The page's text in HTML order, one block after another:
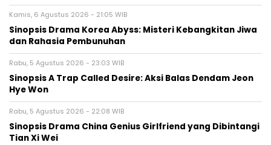
Kamis, 6 Agustus 2026 - 21:05 WIB
Sinopsis Drama Korea Abyss: Misteri Kebangkitan Jiwa
dan Rahasia Pembunuhan
Rabu, 5 Agustus 2026 - 23:03 WIB
Sinopsis A Trap Called Desire: Aksi Balas Dendam Jeon
Hye Won
Rabu, 5 Agustus 2026 - 22:08 WIB
Sinopsis Drama China Genius Girlfriend yang Dibintangi
Tian Xi Wei